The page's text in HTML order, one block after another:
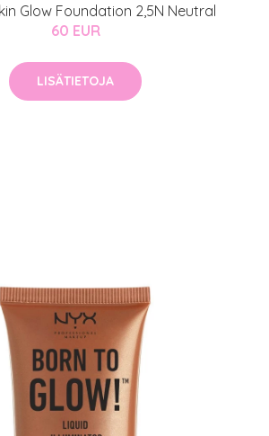
Glow Foundation 2,5N Neutral
60 EUR
LISÄTIETOJA